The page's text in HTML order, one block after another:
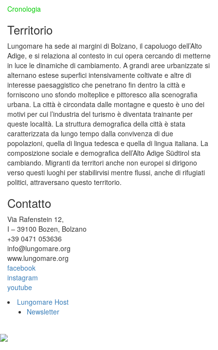
Cronologia
Territorio
Lungomare ha sede ai margini di Bolzano, il capoluogo dell’Alto
Adige, e si relaziona al contesto in cui opera cercando di metterne
in luce le dinamiche di cambiamento. A grandi aree urbanizzate si
alternano estese superfici intensivamente coltivate e altre di
interesse paesaggistico che penetrano fin dentro la città e
forniscono uno sfondo molteplice e pittoresco alla scenografia
urbana. La città è circondata dalle montagne e questo è uno dei
motivi per cui l’industria del turismo è diventata trainante per
queste località. La struttura demografica della città è stata
caratterizzata da lungo tempo dalla convivenza di due
popolazioni, quella di lingua tedesca e quella di lingua italiana. La
composizione sociale e demografica dell’Alto Adige Südtirol sta
cambiando. Migranti da territori anche non europei si dirigono
verso questi luoghi per stabilirvisi mentre flussi, anche di rifugiati
politici, attraversano questo territorio.
Contatto
Via Rafenstein 12,
I – 39100 Bozen, Bolzano
+39 0471 053636
info@lungomare.org
www.lungomare.org
facebook
instagram
youtube
Lungomare Host
Newsletter